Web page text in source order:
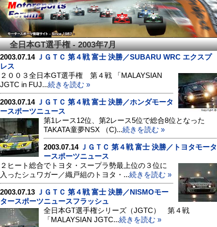
全日本GT選手権 - 2003年7月
2003.07.14 ＪＧＴＣ 第４戦 富士 決勝／SUBARU WRC エクスプ
レス
２００３全日本GT選手権 第４戦 「MALAYSIAN
JGTC in FUJ...続きを読む »
2003.07.14 ＪＧＴＣ 第４戦 富士 決勝／ホンダモータ
ースポーツニュース
第1レース12位、第2レース5位で総合8位となった
TAKATA童夢NSX （C)...続きを読む »
2003.07.14 ＪＧＴＣ 第４戦 富士 決勝／トヨタモータ
ースポーツニュース
２ヒート総合でトヨタ・スープラ勢最上位の３位に
入ったシュワガー／織戸組のトヨタ・...続きを読む »
2003.07.13 ＪＧＴＣ 第４戦 富士 決勝／NISMOモー
タースポーツニュースフラッシュ
全日本GT選手権シリーズ（JGTC） 第４戦
「MALAYSIAN JGTC...続きを読む »